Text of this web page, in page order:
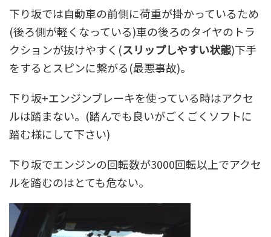
下り坂では自動車の前側に荷重が掛かっているため
(後ろ側が軽くなっている)車の後ろのタイヤのトラ
クションが抜けやすく(スリップしやすい状態)下手
をするとスピンに繋がる(最悪事故)。
下り坂+エンジンブレーキを使っている時はアクセ
ルは踏まない。(踏んでも良いがごくごくソフトに
踏む様にして下さい)
下り坂でエンジンの回転数が3000回転以上でアクセ
ルを踏むのはとても危ない。